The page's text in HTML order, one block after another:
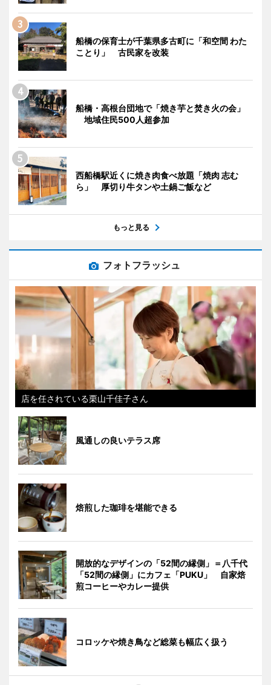
船橋の保育士が千葉県多古町に「和空間 わた
ことり」 古民家を改装
船橋・高根台団地で「焼き芋と焚き火の会」
地域住民500人超参加
西船橋駅近くに焼き肉食べ放題「焼肉 志む
ら」 厚切り牛タンや土鍋ご飯など
もっと見る
フォトフラッシュ
店を任されている栗山千佳子さん
風通しの良いテラス席
焙煎した珈琲を堪能できる
開放的なデザインの「52間の縁側」＝八千代
「52間の縁側」にカフェ「PUKU」 自家焙
煎コーヒーやカレー提供
コロッケや焼き鳥など総菜も幅広く扱う